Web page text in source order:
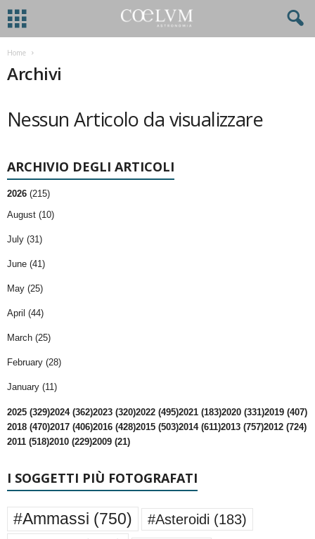
Home
Archivi
Nessun Articolo da visualizzare
ARCHIVIO DEGLI ARTICOLI
2026 (215)
August (10)
July (31)
June (41)
May (25)
April (44)
March (25)
February (28)
January (11)
2025 (329)2024 (362)2023 (320)2022 (495)2021 (183)2020 (331)2019 (407)
2018 (470)2017 (406)2016 (428)2015 (503)2014 (611)2013 (757)2012 (724)
2011 (518)2010 (229)2009 (21)
I SOGGETTI PIÙ FOTOGRAFATI
#Ammassi (750) #Asteroidi (183)